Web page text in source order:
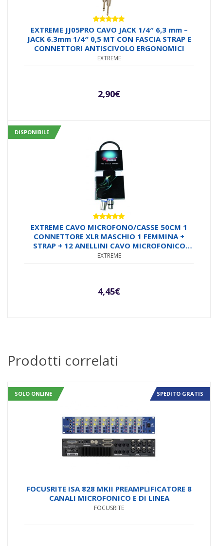
Valutato
5.00su 5
EXTREME JJ05PRO CAVO JACK 1/4″ 6,3 mm –
JACK 6.3mm 1/4″ 0,5 MT CON FASCIA STRAP E
CONNETTORI ANTISCIVOLO ERGONOMICI
EXTREME
2,90€
DISPONIBILE
Valutato
5.00su 5
EXTREME CAVO MICROFONO/CASSE 50CM 1
CONNETTORE XLR MASCHIO 1 FEMMINA +
STRAP + 12 ANELLINI CAVO MICROFONICO
6.5MM CONNETTORI SMONTABILI METALLO
EXTREME
4,45€
Prodotti correlati
SOLO ONLINE SPEDITO GRATIS
FOCUSRITE ISA 828 MKII PREAMPLIFICATORE 8
CANALI MICROFONICO E DI LINEA
FOCUSRITE